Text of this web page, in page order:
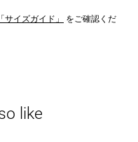
「サイズガイド」
をご確認くだ
like